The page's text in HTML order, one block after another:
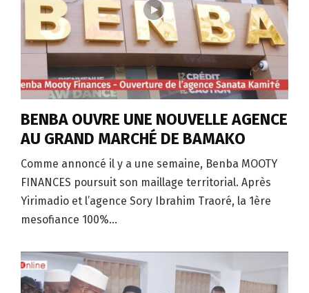
BENBA OUVRE UNE NOUVELLE AGENCE
AU GRAND MARCHÉ DE BAMAKO
Comme annoncé il y a une semaine, Benba MOOTY
FINANCES poursuit son maillage territorial. Après
Yirimadio et l’agence Sory Ibrahim Traoré, la 1ère
mesofiance 100%...